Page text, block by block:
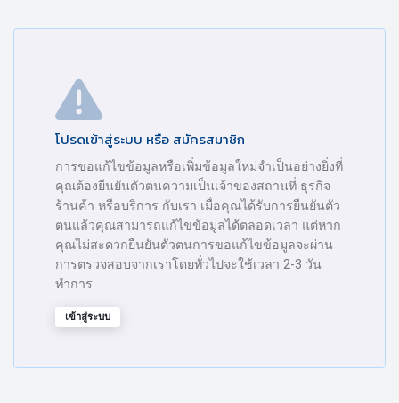
โปรดเข้าสู่ระบบ หรือ สมัครสมาชิก
การขอแก้ไขข้อมูลหรือเพิ่มข้อมูลใหม่จำเป็นอย่างยิ่งที่
คุณต้องยืนยันตัวตนความเป็นเจ้าของสถานที่ ธุรกิจ
ร้านค้า หรือบริการ กับเรา เมื่อคุณได้รับการยืนยันตัว
ตนแล้วคุณสามารถแก้ไขข้อมูลได้ตลอดเวลา แต่หาก
คุณไม่สะดวกยืนยันตัวตนการขอแก้ไขข้อมูลจะผ่าน
การตรวจสอบจากเราโดยทั่วไปจะใช้เวลา 2-3 วัน
ทำการ
เข้าสู่ระบบ